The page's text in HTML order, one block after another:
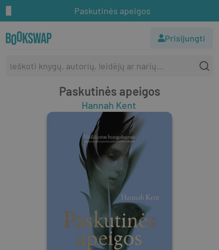
Paskutinės apeigos
Prisijungti
Paskutinės apeigos
Hannah Kent